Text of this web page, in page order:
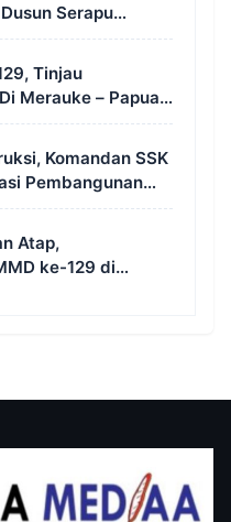
Serapu
Tinjau
Merauke – Papua
Komandan SSK
Pembangunan
Atap,
ke-129 di